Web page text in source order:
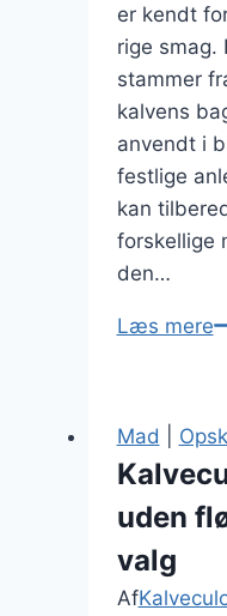
er kendt
rige smag.
stammer
kalvens
anvendt i
festlige
kan
forskellige
den…
Læs mere
Mad
uden
valg
Af